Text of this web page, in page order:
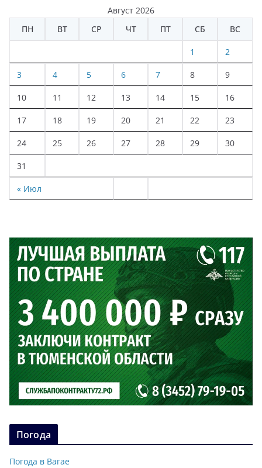
Август 2026
ПН
ВТ СР ЧТ ПТ СБ ВС
« Июл
1 2
3 4 5 6 7 8 9
10 11 12 13 14 15 16
17 18 19 20 21 22 23
24 25 26 27 28 29 30
31
Погода
Погода в Вагае